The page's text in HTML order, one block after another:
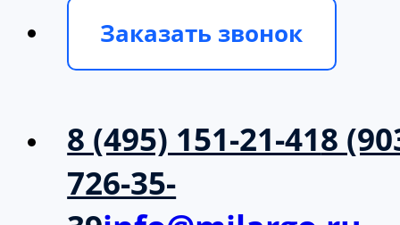
Заказать звонок
8 (495) 151-21-418
726-35-